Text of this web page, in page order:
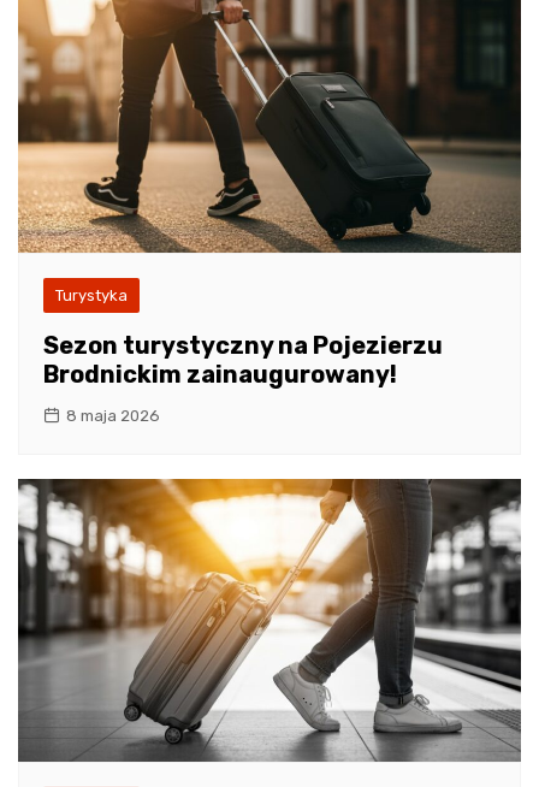
Turystyka
Sezon turystyczny na Pojezierzu
Brodnickim zainaugurowany!
8 maja 2026